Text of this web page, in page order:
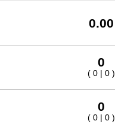
0.00
0
( 0 | 0 )
0
( 0 | 0 )